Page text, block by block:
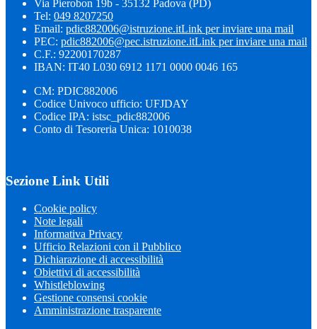
Via Pierobon 19b - 35132 Padova (PD)
Tel: 049 8207250
Email: pdic882006@istruzione.itLink per inviare una mail
PEC: pdic882006@pec.istruzione.itLink per inviare una mail
C.F.: 92200170287
IBAN: IT40 L030 6912 1171 0000 0046 165
CM: PDIC882006
Codice Univoco ufficio: UFJDAY
Codice IPA: istsc_pdic882006
Conto di Tesoreria Unica: 1010038
Sezione Link Utili
Cookie policy
Note legali
Informativa Privacy
Ufficio Relazioni con il Pubblico
Dichiarazione di accessibilità
Obiettivi di accessibilità
Whistleblowing
Gestione consensi cookie
Amministrazione trasparente